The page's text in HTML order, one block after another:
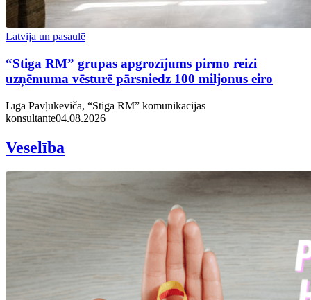
Latvija un pasaulē
“Stiga RM” grupas apgrozījums pirmo reizi
uzņēmuma vēsturē pārsniedz 100 miljonus eiro
Līga Pavļukeviča, “Stiga RM” komunikācijas
konsultante04.08.2026
Veselība